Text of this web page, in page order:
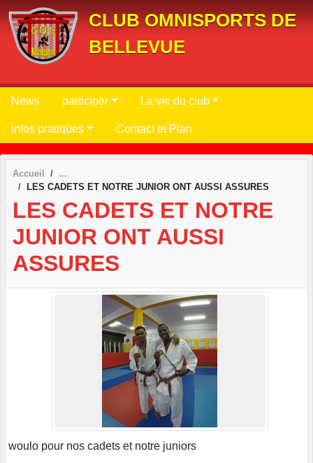
CLUB OMNISPORTS DE
BELLEVUE
News participer La vie du club
infos pratiques Contact et Plan
Accueil
LES CADETS ET NOTRE JUNIOR ONT AUSSI ASSURES
LES CADETS ET NOTRE
JUNIOR ONT AUSSI
ASSURES
woulo pour nos cadets et notre juniors
Panneau de gestion des cookies